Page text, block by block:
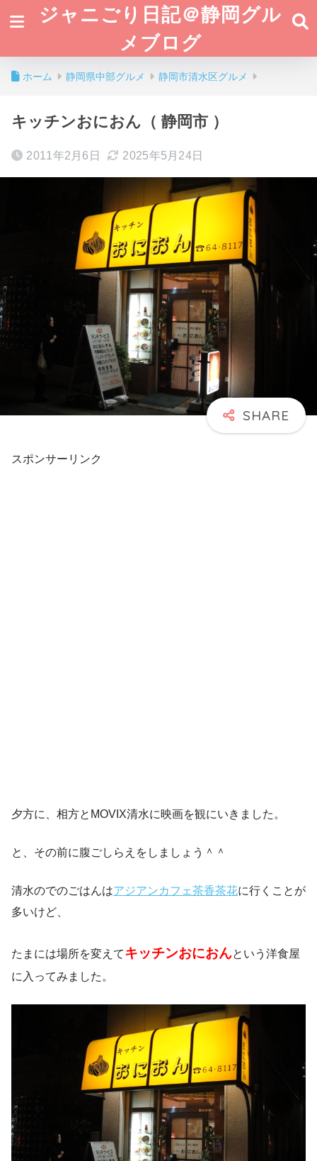
ジャニごり日記＠静岡グル
メブログ
ホーム 静岡県中部グルメ 静岡市清水区グルメ
キッチンおにおん（ 静岡市 ）
2011年2月6日 2025年5月24日
スポンサーリンク
夕方に、相方とMOVIX清水に映画を観にいきました。
と、その前に腹ごしらえをしましょう＾＾
清水のでのごはんはアジアンカフェ茶香茶花に行くことが
多いけど、
たまには場所を変えてキッチンおにおんという洋食屋
に入ってみました。